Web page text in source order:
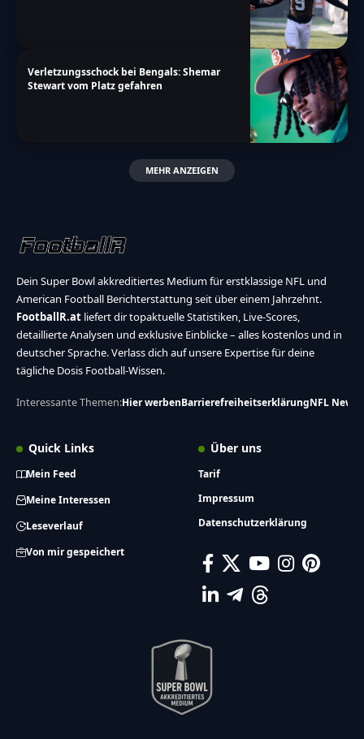
Verletzungsschock bei Bengals: Shemar
Stewart vom Platz gefahren
MEHR ANZEIGEN
Dein Super Bowl akkreditiertes Medium für erstklassige NFL und
American Football Berichterstattung seit über einem Jahrzehnt.
FootballR.at liefert dir topaktuelle Statistiken, Live-Scores,
detaillierte Analysen und exklusive Einblicke – alles kostenlos und in
deutscher Sprache. Verlass dich auf unsere Expertise für deine
tägliche Dosis Football-Wissen.
Interessante Themen:Hier werbenBarrierefreiheitserklärungNFL News
Quick Links
Mein Feed
Meine Interessen
Leseverlauf
Von mir gespeichert
Über uns
Tarif
Impressum
Datenschutzerklärung